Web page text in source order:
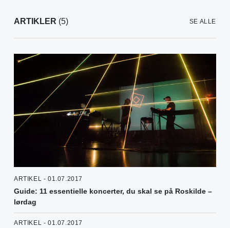
ARTIKLER (5) SE ALLE
ARTIKEL - 01.07.2017
Guide: 11 essentielle koncerter, du skal se på Roskilde –
lørdag
ARTIKEL - 01.07.2017